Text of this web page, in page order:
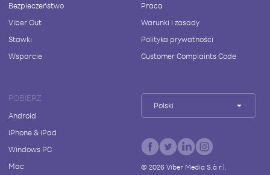
Bezpieczeństwo
Viber Out
Stawki
Wsparcie
Praca
Warunki i zasady
Polityka prywatności
Customer Complaints Code
POBIERZ
Android
iPhone & iPad
Windows PC
Mac
Polski
© 2026Viber Media S.à r.l.